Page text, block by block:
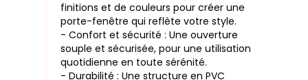
finitions et de couleurs pour créer une
porte-fenêtre qui reflète votre style.
- Confort et sécurité : Une ouverture
souple et sécurisée, pour une utilisation
quotidienne en toute sérénité.
- Durabilité : Une structure en PVC